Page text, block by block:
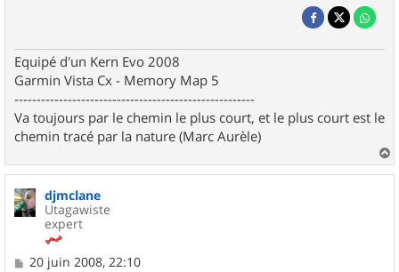
Equipé d'un Kern Evo 2008
Garmin Vista Cx - Memory Map 5
------------------------------------------------------
Va toujours par le chemin le plus court, et le plus court est le
chemin tracé par la nature (Marc Aurèle)
a
djmclane
Utagawiste
expert
M
20 juin 2008, 22:10